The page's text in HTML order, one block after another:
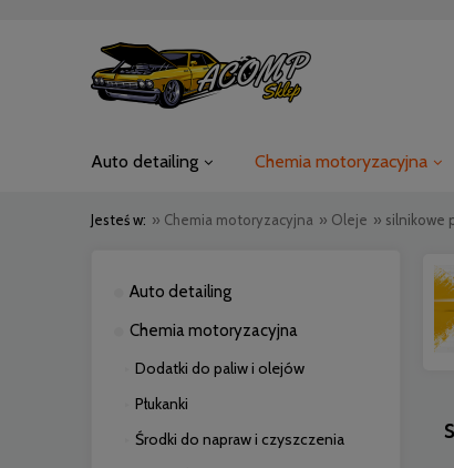
Auto detailing Chemia motoryzacyjna
Jesteś w: » Chemia motoryzacyjna » Oleje » silnikowe
Auto detailing
Chemia motoryzacyjna
Dodatki do paliw i olejów
Płukanki
Środki do napraw i czyszczenia